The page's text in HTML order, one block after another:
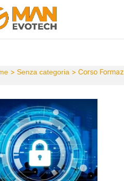
> Senza categoria> Corso